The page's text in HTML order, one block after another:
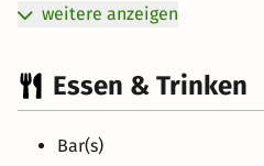
weitere anzeigen
Essen & Trinken
Bar(s)